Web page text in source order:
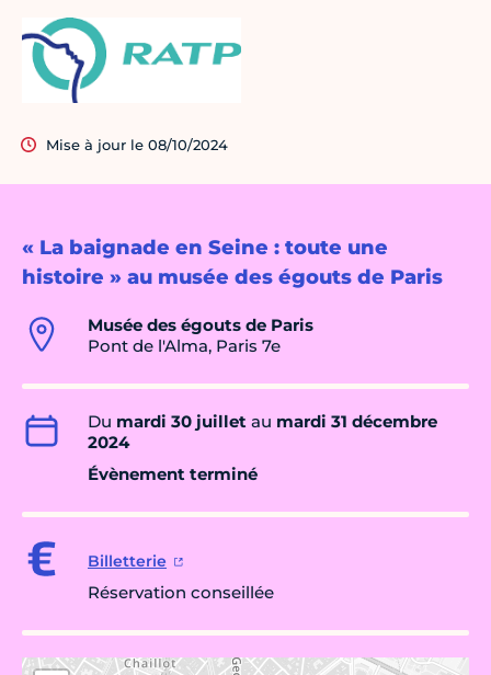
« La baignade en Seine : toute une
histoire » au musée des égouts de Paris
Musée des égouts de Paris
Pont de l'Alma, Paris 7e
Du mardi 30 juillet au mardi 31 décembre
2024
Évènement terminé
Billetterie
Réservation conseillée
Mise à jour le 08/10/2024